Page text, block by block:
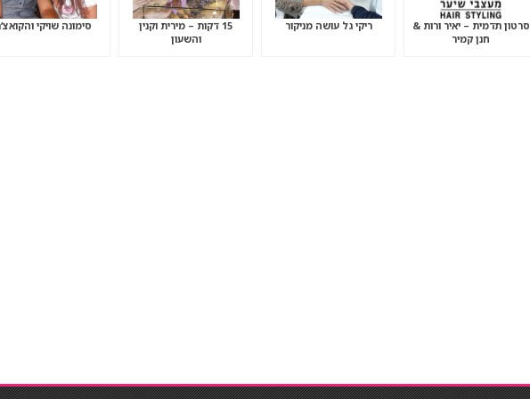
סרטון תדמית – יאיר ורות &
חנן קמיר
ריקי גל עושה מניקור
15 דקות – מירית וקנין
והשעון
סימונה שויקי